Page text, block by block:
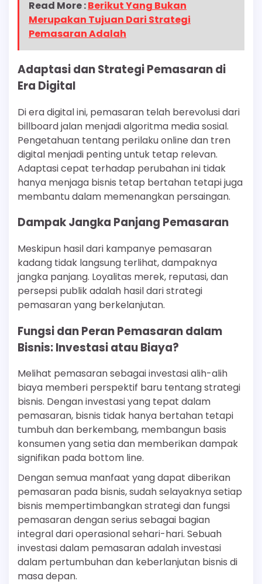
Read More :Berikut Yang Bukan
Merupakan Tujuan Dari Strategi
Pemasaran Adalah
Adaptasi dan Strategi Pemasaran di
Era Digital
Di era digital ini, pemasaran telah berevolusi dari
billboard jalan menjadi algoritma media sosial.
Pengetahuan tentang perilaku online dan tren
digital menjadi penting untuk tetap relevan.
Adaptasi cepat terhadap perubahan ini tidak
hanya menjaga bisnis tetap bertahan tetapi juga
membantu dalam memenangkan persaingan.
Dampak Jangka Panjang Pemasaran
Meskipun hasil dari kampanye pemasaran
kadang tidak langsung terlihat, dampaknya
jangka panjang. Loyalitas merek, reputasi, dan
persepsi publik adalah hasil dari strategi
pemasaran yang berkelanjutan.
Fungsi dan Peran Pemasaran dalam
Bisnis: Investasi atau Biaya?
Melihat pemasaran sebagai investasi alih-alih
biaya memberi perspektif baru tentang strategi
bisnis. Dengan investasi yang tepat dalam
pemasaran, bisnis tidak hanya bertahan tetapi
tumbuh dan berkembang, membangun basis
konsumen yang setia dan memberikan dampak
signifikan pada bottom line.
Dengan semua manfaat yang dapat diberikan
pemasaran pada bisnis, sudah selayaknya setiap
bisnis mempertimbangkan strategi dan fungsi
pemasaran dengan serius sebagai bagian
integral dari operasional sehari-hari. Sebuah
investasi dalam pemasaran adalah investasi
dalam pertumbuhan dan keberlanjutan bisnis di
masa depan.